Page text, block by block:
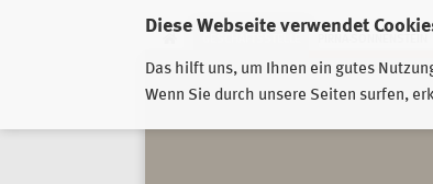
Diese Webseite verwendet
Das hilft uns, um Ihnen ein gutes
Wenn Sie durch unsere Seiten surfen,